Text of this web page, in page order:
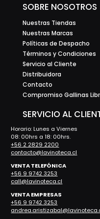
SOBRE NOSOTROS
Nuestras Tiendas
Nuestras Marcas
Políticas de Despacho
Términos y Condiciones
Servicio al Cliente
Distribuidora
Contacto
Compromiso Gallinas
SERVICIO AL
Horario: Lunes a Viernes
08: 00hrs a 18: 00hrs.
+56 2 2829 2200
contacto@lavinoteca.cl
VENTA TELEFÓNICA
+56 9 9742 3253
call@lavinoteca.cl
VENTA EMPRESAS
+56 9 9742 3253